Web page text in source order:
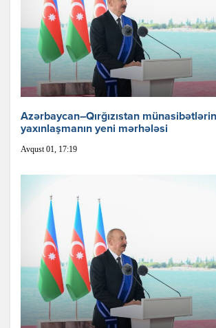
Azərbaycan–Qırğızıstan
yaxınlaşmanın yeni mərhələsi
Avqust 01, 17:19